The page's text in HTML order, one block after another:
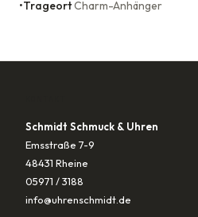
•TrageortCharm-Anhänger
Schmidt Schmuck & Uhren
Emsstraße 7-9
48431 Rheine
05971 / 3188
info@uhrenschmidt.de